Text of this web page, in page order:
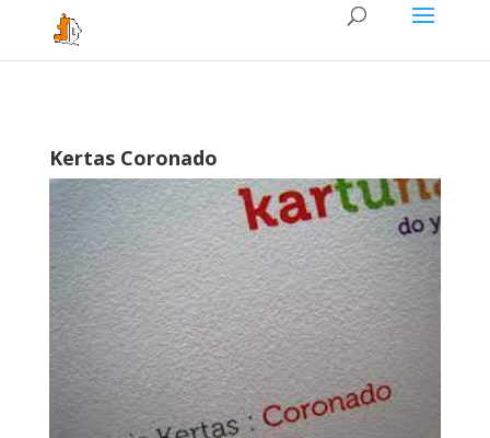
Kertas Coronado